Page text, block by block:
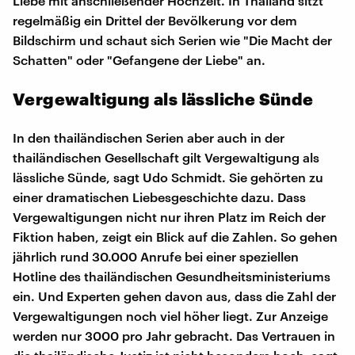
regelmäßig ein Drittel der Bevölkerung vor dem
Bildschirm und schaut sich Serien wie "Die Macht der
Schatten" oder "Gefangene der Liebe" an.
Vergewaltigung als lässliche Sünde
In den thailändischen Serien aber auch in der
thailändischen Gesellschaft gilt Vergewaltigung als
lässliche Sünde, sagt Udo Schmidt. Sie gehörten zu
einer dramatischen Liebesgeschichte dazu. Dass
Vergewaltigungen nicht nur ihren Platz im Reich der
Fiktion haben, zeigt ein Blick auf die Zahlen. So gehen
jährlich rund 30.000 Anrufe bei einer speziellen
Hotline des thailändischen Gesundheitsministeriums
ein. Und Experten gehen davon aus, dass die Zahl der
Vergewaltigungen noch viel höher liegt. Zur Anzeige
werden nur 3000 pro Jahr gebracht. Das Vertrauen in